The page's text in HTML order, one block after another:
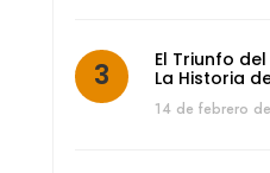
El Triunfo
La Historia
14 de febrero